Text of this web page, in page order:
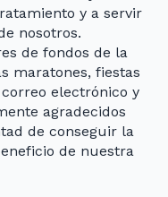
y a servir
nosotros.
de fondos de la
maratones, fiestas
electrónico y
agradecidos
de conseguir la
de nuestra